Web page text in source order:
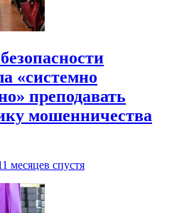
«системно
преподавать
мошенничества
месяцев спустя